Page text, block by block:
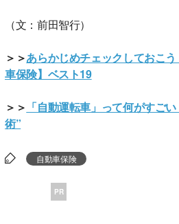
（文：前田智行）
＞＞あらかじめチェックしておこ
車保険】ベスト19
＞＞ 「自動運転車」って何がすご
術”
自動車保険
PR